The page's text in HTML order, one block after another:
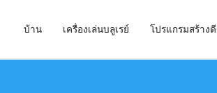
ละโปรแกรมคัดลอก DVD ที่ดีที่สุด
บ้าน เครื่องเล่นบลูเรย์ โปรแกรมสร้าง